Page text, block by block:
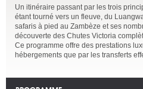
Un itinéraire passant par les trois
étant tourné vers un fleuve, du
safaris à pied au Zambèze et ses
découverte des Chutes Victoria
Ce programme offre des prestations
hébergements que par les transferts